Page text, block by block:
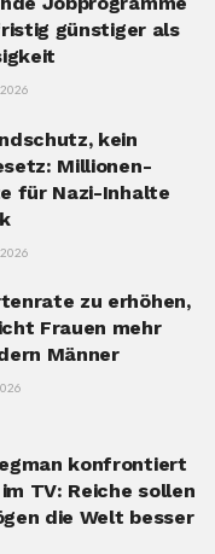
günstiger als
kein
Millionen-
für Nazi-Inhalte
zu erhöhen,
Frauen mehr
Männer
konfrontiert
TV: Reiche sollen
die Welt besser